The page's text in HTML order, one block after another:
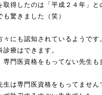
取得したのは「平成２４年」
驚きました（笑）
にも認知されているようです
療はできます。
門医資格をもってない先生も
は専門医資格をもってません